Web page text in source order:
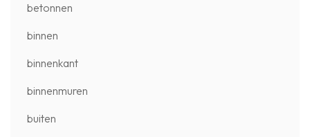
betonnen
binnen
binnenkant
binnenmuren
buiten